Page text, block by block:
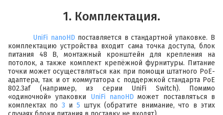
1. Комплектация.
UniFi nanoHD поставляется в стандартной упаковке. В
комплектацию устройства входит сама точка доступа, блок
питания 48 В, монтажный кронштейн для крепления на
потолок, а также комплект крепёжной фурнитуры. Питание
точки может осуществляться как при помощи штатного PoE-
адаптера, так и от коммутатора с поддержкой стандарта PoE
802.3af (например, из серии UniFi Switch). Помимо
«одиночной» упаковки UniFi nanoHD может поставляться в
комплектах по 3 и 5 штук (обратите внимание, что в этих